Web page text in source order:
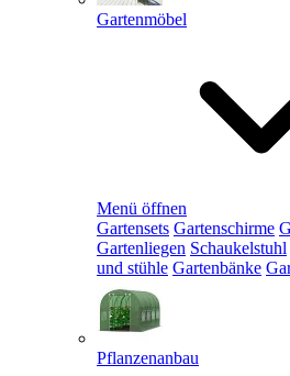
Gartenmöbel
Menü öffnen
Gartensets Gartenschirme
Gartenliegen Schaukelstuhl
und stühle Gartenbänke
Pflanzenanbau